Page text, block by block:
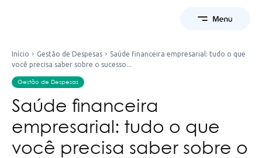
Início Gestão de Despesas
Saúde financeira empresarial: tudo o que
você precisa saber sobre o sucesso...
Gestão de Despesas
Saúde financeira
empresarial: tudo o que
você precisa saber sobre o